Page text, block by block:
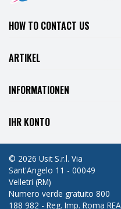
HOW TO CONTACT US
ARTIKEL
INFORMATIONEN
IHR KONTO
© 2026 Usit S.r.l. Via
Sant'Angelo 11 - 00049
Velletri (RM)
Numero verde gratuito 800
188 982 - Reg. Imp. Roma REA